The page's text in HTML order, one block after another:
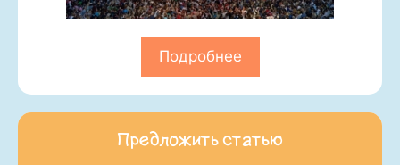
Подробнее
Предложить статью